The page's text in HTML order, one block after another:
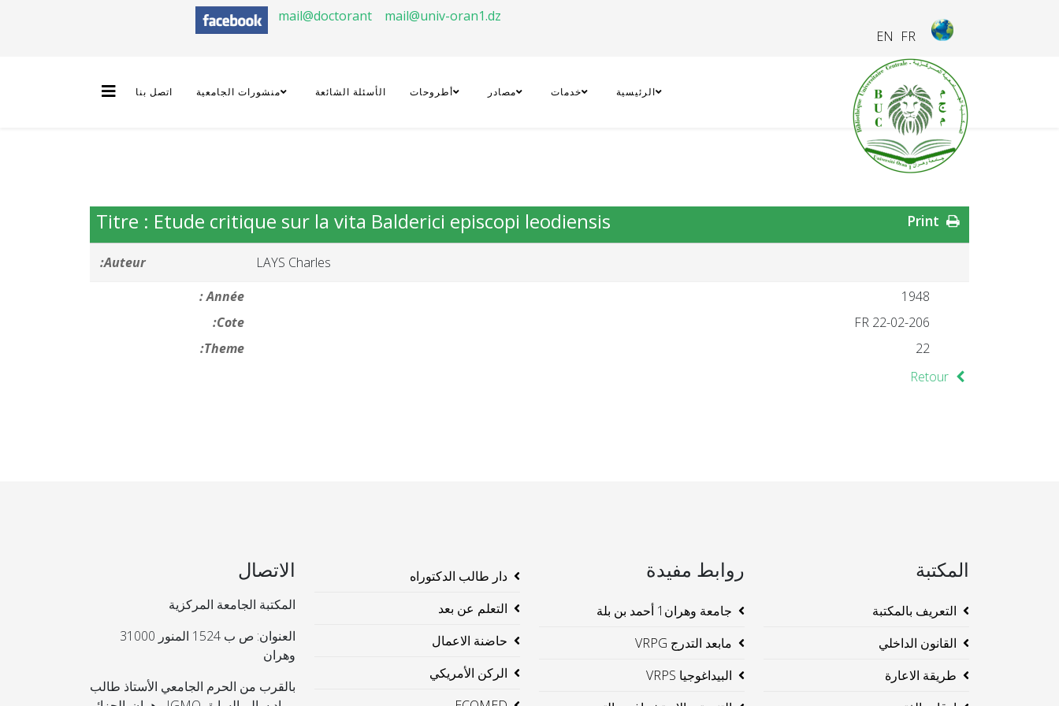
FR
EN
mail@doctorant mail@univ-oran1.dz
الرئيسية خدمات مصادر أطروحات الأسئلة الشائعة منشورات الجامعية اتصل بنا
Titre : Etude critique sur la vita Balderici episcopi leodiensis
Auteur:
LAYS Charles
Année :
1948
Cote:
FR 22-02-206
Theme:
22
Retour
المكتبة
التعريف بالمكتبة
القانون الداخلي
طريقة الاعارة
روابط مفيدة
جامعة وهران1 أحمد بن بلة
مابعد التدرج VRPG
البيداغوجيا VRPS
دار طالب الدكتوراه
التعلم عن بعد
حاضنة الاعمال
الركن الأمريكي
الاتصال
المكتبة الجامعة المركزية
العنوان: ص ب 1524 المنور 31000
وهران
بالقرب من الحرم الجامعي الأستاذ طالب